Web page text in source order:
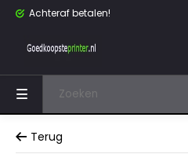
Achteraf betalen!
Terug